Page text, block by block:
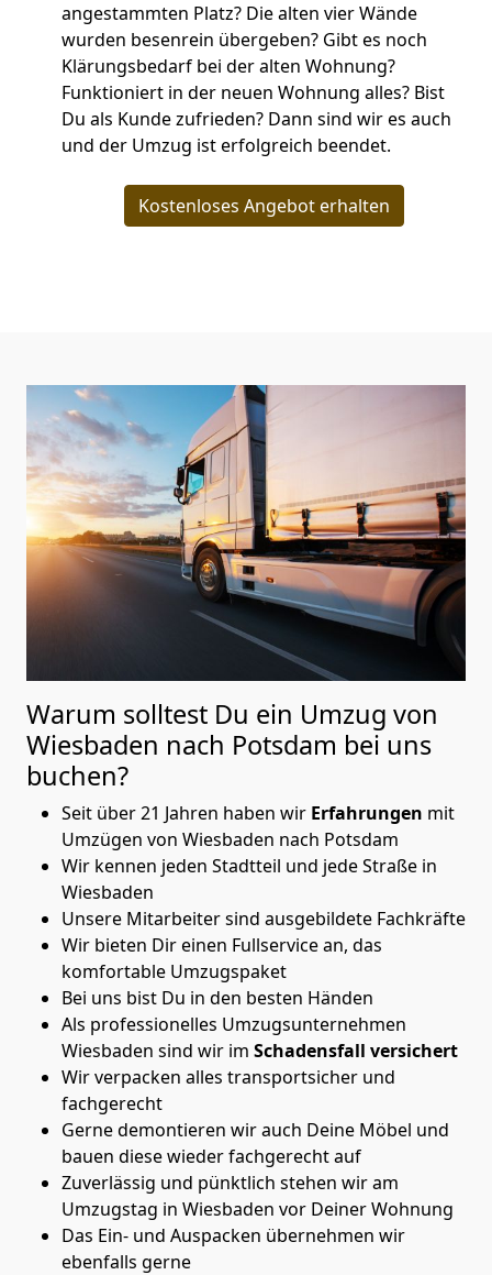
angestammten Platz? Die alten vier Wände
wurden besenrein übergeben? Gibt es noch
Klärungsbedarf bei der alten Wohnung?
Funktioniert in der neuen Wohnung alles? Bist
Du als Kunde zufrieden? Dann sind wir es auch
und der Umzug ist erfolgreich beendet.
Kostenloses Angebot erhalten
Warum solltest Du ein Umzug von
Wiesbaden nach Potsdam bei uns
buchen?
Seit über 21 Jahren haben wir Erfahrungen mit
Umzügen von Wiesbaden nach Potsdam
Wir kennen jeden Stadtteil und jede Straße in
Wiesbaden
Unsere Mitarbeiter sind ausgebildete Fachkräfte
Wir bieten Dir einen Fullservice an, das
komfortable Umzugspaket
Bei uns bist Du in den besten Händen
Als professionelles Umzugsunternehmen
Wiesbaden sind wir im Schadensfall versichert
Wir verpacken alles transportsicher und
fachgerecht
Gerne demontieren wir auch Deine Möbel und
bauen diese wieder fachgerecht auf
Zuverlässig und pünktlich stehen wir am
Umzugstag in Wiesbaden vor Deiner Wohnung
Das Ein- und Auspacken übernehmen wir
ebenfalls gerne